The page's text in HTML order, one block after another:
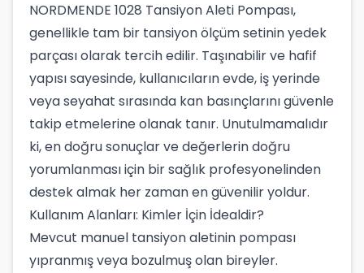
NORDMENDE 1028 Tansiyon Aleti Pompası,
genellikle tam bir tansiyon ölçüm setinin yedek
parçası olarak tercih edilir. Taşınabilir ve hafif
yapısı sayesinde, kullanıcıların evde, iş yerinde
veya seyahat sırasında kan basınçlarını güvenle
takip etmelerine olanak tanır. Unutulmamalıdır
ki, en doğru sonuçlar ve değerlerin doğru
yorumlanması için bir sağlık profesyonelinden
destek almak her zaman en güvenilir yoldur.
Kullanım Alanları: Kimler İçin İdealdir?
Mevcut manuel tansiyon aletinin pompası
yıpranmış veya bozulmuş olan bireyler.